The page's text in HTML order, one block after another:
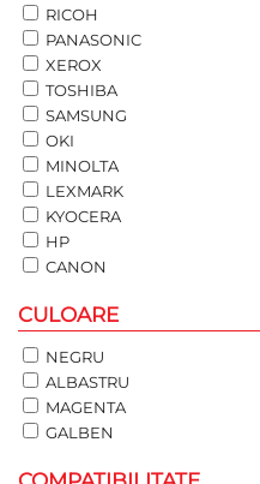
RICOH
PANASONIC
XEROX
TOSHIBA
SAMSUNG
OKI
MINOLTA
LEXMARK
KYOCERA
HP
CANON
CULOARE
NEGRU
ALBASTRU
MAGENTA
GALBEN